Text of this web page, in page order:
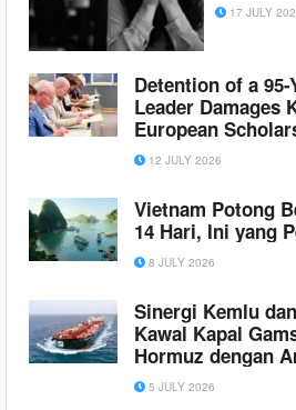
17 JULY
Detention of a
Leader Damages
European
for the Release of
hee12 JULY 2026
Vietnam Potong
14 Hari, Ini yang
8 JULY 2026
Sinergi Kemlu
Kawal Kapal
Hormuz dengan
5 JULY 2026